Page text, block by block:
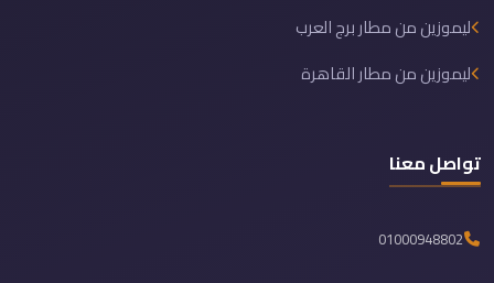
ليموزين من مطار برج العرب
ليموزين من مطار القاهرة
تواصل معنا
01000948802